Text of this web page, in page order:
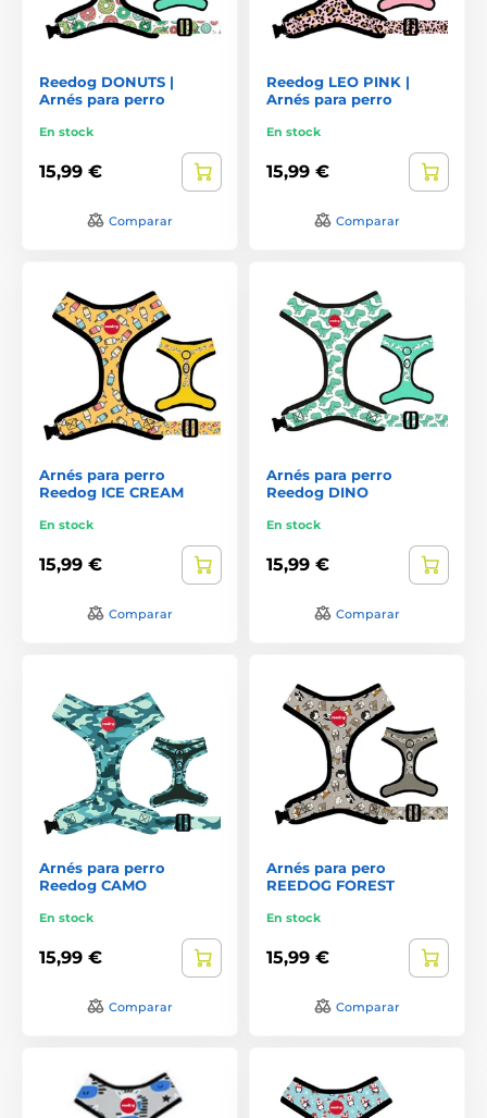
Reedog DONUTS |
Arnés para perro
En stock
15,99 €
Comparar
Reedog LEO PINK |
Arnés para perro
En stock
15,99 €
Comparar
Arnés para perro
Reedog ICE CREAM
En stock
15,99 €
Comparar
Arnés para perro
Reedog DINO
En stock
15,99 €
Comparar
Arnés para perro
Reedog CAMO
En stock
15,99 €
Comparar
Arnés para pero
REEDOG FOREST
En stock
15,99 €
Comparar